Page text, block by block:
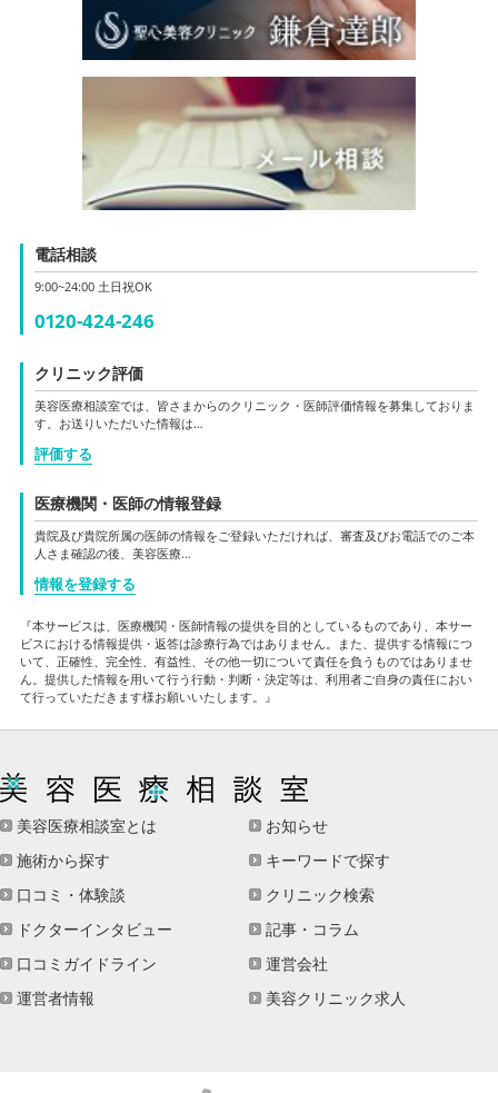
電話相談
9:00~24:00 土日祝OK
0120-424-246
クリニック評価
美容医療相談室では、皆さまからのクリニック・医師評価情報を募集しておりま
す。お送りいただいた情報は…
評価する
医療機関・医師の情報登録
貴院及び貴院所属の医師の情報をご登録いただければ、審査及びお電話でのご本
人さま確認の後、美容医療…
情報を登録する
『本サービスは、医療機関・医師情報の提供を目的としているものであり、本サー
ビスにおける情報提供・返答は診療行為ではありません。また、提供する情報につ
いて、正確性、完全性、有益性、その他一切について責任を負うものではありませ
ん。提供した情報を用いて行う行動・判断・決定等は、利用者ご自身の責任におい
て行っていただきます様お願いいたします。』
美容医療相談室とは
お知らせ
施術から探す
キーワードで探す
口コミ・体験談
クリニック検索
ドクターインタビュー
記事・コラム
口コミガイドライン
運営会社
運営者情報
美容クリニック求人